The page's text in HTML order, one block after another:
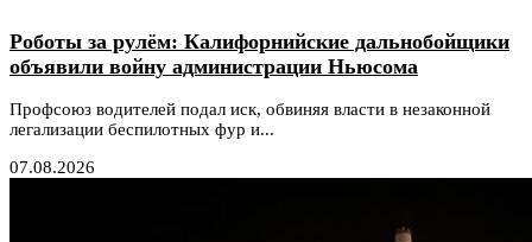
Роботы за рулём: Калифорнийские дальнобойщики
объявили войну администрации Ньюсома
Профсоюз водителей подал иск, обвиняя власти в незаконной
легализации беспилотных фур и...
07.08.2026